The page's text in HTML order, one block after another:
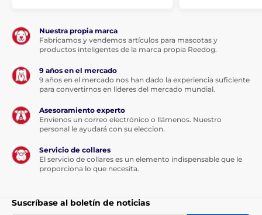
Nuestra propia marca
Fabricamos y vendemos artículos para mascotas y
productos inteligentes de la marca propia Reedog.
9 años en el mercado
9 años en el mercado nos han dado la experiencia suficiente
para convertirnos en líderes del mercado mundial.
Asesoramiento experto
Envíenos un correo electrónico o llámenos. Nuestro
personal le ayudará con su eleccion.
Servicio de collares
El servicio de collares es un elemento indispensable que le
proporciona lo que necesita.
Suscríbase al boletín de noticias